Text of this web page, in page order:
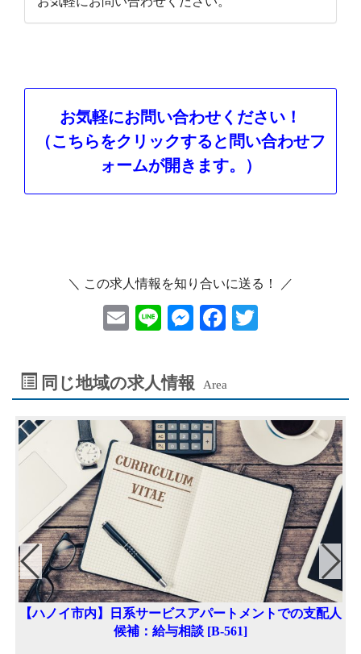
お気軽にお問い合わせください！
（こちらをクリックすると問い合わせフ
ォームが開きます。）
＼ この求人情報を知り合いに送る！ ／
E
ai
l
Li M
n
ge
r
F
oo
k
er
同じ地域の求人情報 Area
【ハノイ市内】日系サービスアパートメントでの支配人
候補：給与相談 [B-561]